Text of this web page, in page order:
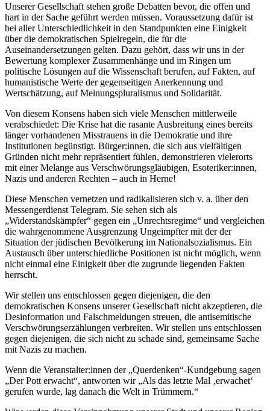
Unserer Gesellschaft stehen große Debatten bevor, die offen und
hart in der Sache geführt werden müssen. Voraussetzung dafür ist
bei aller Unterschiedlichkeit in den Standpunkten eine Einigkeit
über die demokratischen Spielregeln, die für die
Auseinandersetzungen gelten. Dazu gehört, dass wir uns in der
Bewertung komplexer Zusammenhänge und im Ringen um
politische Lösungen auf die Wissenschaft berufen, auf Fakten, auf
humanistische Werte der gegenseitigen Anerkennung und
Wertschätzung, auf Meinungspluralismus und Solidarität.
Von diesem Konsens haben sich viele Menschen mittlerweile
verabschiedet: Die Krise hat die rasante Ausbreitung eines bereits
länger vorhandenen Misstrauens in die Demokratie und ihre
Institutionen begünstigt. Bürger:innen, die sich aus vielfältigen
Gründen nicht mehr repräsentiert fühlen, demonstrieren vielerorts
mit einer Melange aus Verschwörungsgläubigen, Esoteriker:innen,
Nazis und anderen Rechten – auch in Herne!
Diese Menschen vernetzen und radikalisieren sich v. a. über den
Messengerdienst Telegram. Sie sehen sich als
„Widerstandskämpfer“ gegen ein „Unrechtsregime“ und vergleichen
die wahrgenommene Ausgrenzung Ungeimpfter mit der der
Situation der jüdischen Bevölkerung im Nationalsozialismus. Ein
Austausch über unterschiedliche Positionen ist nicht möglich, wenn
nicht einmal eine Einigkeit über die zugrunde liegenden Fakten
herrscht.
Wir stellen uns entschlossen gegen diejenigen, die den
demokratischen Konsens unserer Gesellschaft nicht akzeptieren, die
Desinformation und Falschmeldungen streuen, die antisemitische
Verschwörungserzählungen verbreiten. Wir stellen uns entschlossen
gegen diejenigen, die sich nicht zu schade sind, gemeinsame Sache
mit Nazis zu machen.
Wenn die Veranstalter:innen der „Querdenken“-Kundgebung sagen
„Der Pott erwacht“, antworten wir „Als das letzte Mal ‚erwachet‘
gerufen wurde, lag danach die Welt in Trümmern.“